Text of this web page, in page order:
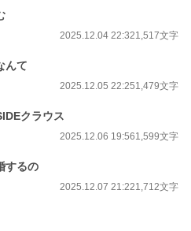
2025.12.04 22:321,517文字
んて
2025.12.05 22:251,479文字
クラウス
2025.12.06 19:561,599文字
するの
2025.12.07 21:221,712文字